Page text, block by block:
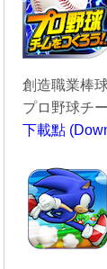
創造職業棒
プロ野球チ
下載點